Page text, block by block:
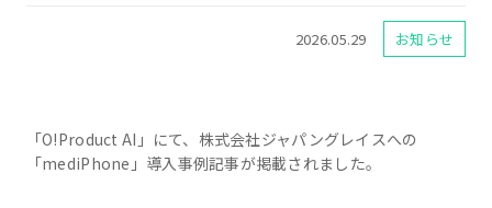
2026.05.29 お知らせ
「O!Product AI」にて、株式会社ジャパングレイスへの
「mediPhone」導入事例記事が掲載されました。